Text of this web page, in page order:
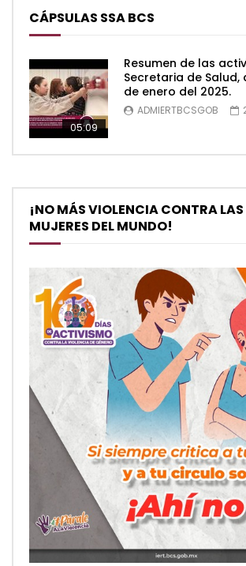
CÁPSULAS SSA BCS
05:09
Resumen de las
Secretaria de Salud,
de enero del 2025.
ADMIERTBCSGOB
¡NO MÁS VIOLENCIA CONTRA
MUJERES DEL MUNDO!